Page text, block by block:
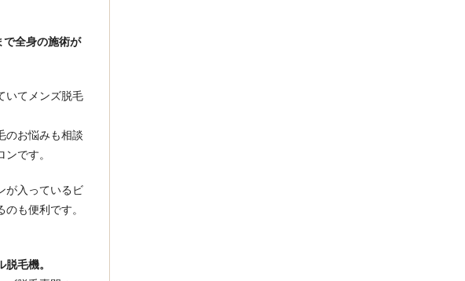
で全身の施術が
いてメンズ脱毛
のお悩みも相談
です。
が入っているビ
も便利です。
毛機。